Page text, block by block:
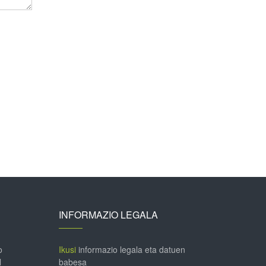
INFORMAZIO LEGALA
Ikusiinformazio legala eta datuen
babesa